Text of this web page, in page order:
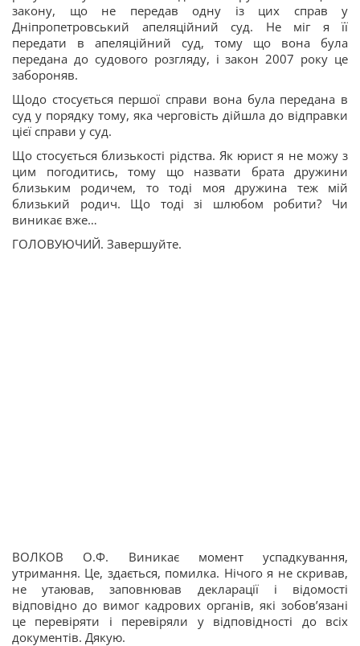
закону, що не передав одну із цих справ у
Дніпропетровський апеляційний суд. Не міг я її
передати в апеляційний суд, тому що вона була
передана до судового розгляду, і закон 2007 року це
забороняв.
Щодо стосується першої справи вона була передана в
суд у порядку тому, яка черговість дійшла до відправки
цієї справи у суд.
Що стосується близькості рідства. Як юрист я не можу з
цим погодитись, тому що назвати брата дружини
близьким родичем, то тоді моя дружина теж мій
близький родич. Що тоді зі шлюбом робити? Чи
виникає вже…
ГОЛОВУЮЧИЙ. Завершуйте.
ВОЛКОВ О.Ф. Виникає момент успадкування,
утримання. Це, здається, помилка. Нічого я не скривав,
не утаював, заповнював декларації і відомості
відповідно до вимог кадрових органів, які зобов’язані
це перевіряти і перевіряли у відповідності до всіх
документів. Дякую.